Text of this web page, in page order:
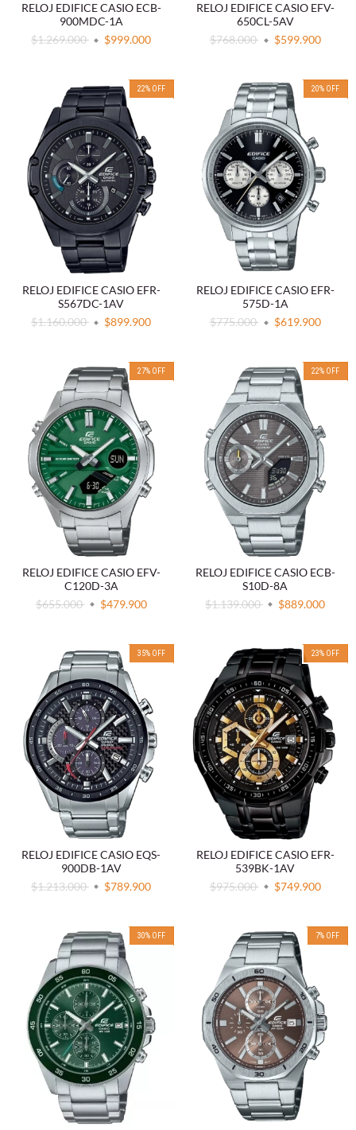
RELOJ EDIFICE CASIO ECB-
900MDC-1A
$1.269.000
$999.000
RELOJ EDIFICE CASIO EFV-
650CL-5AV
$768.000
$599.900
22% OFF
RELOJ EDIFICE CASIO EFR-
S567DC-1AV
$1.160.000
$899.900
20% OFF
RELOJ EDIFICE CASIO EFR-
575D-1A
$775.000
$619.900
27% OFF
RELOJ EDIFICE CASIO EFV-
C120D-3A
$655.000
$479.900
22% OFF
RELOJ EDIFICE CASIO ECB-
S10D-8A
$1.139.000
$889.000
35% OFF
RELOJ EDIFICE CASIO EQS-
900DB-1AV
$1.213.000
$789.900
23% OFF
RELOJ EDIFICE CASIO EFR-
539BK-1AV
$975.000
$749.900
30% OFF 7% OFF